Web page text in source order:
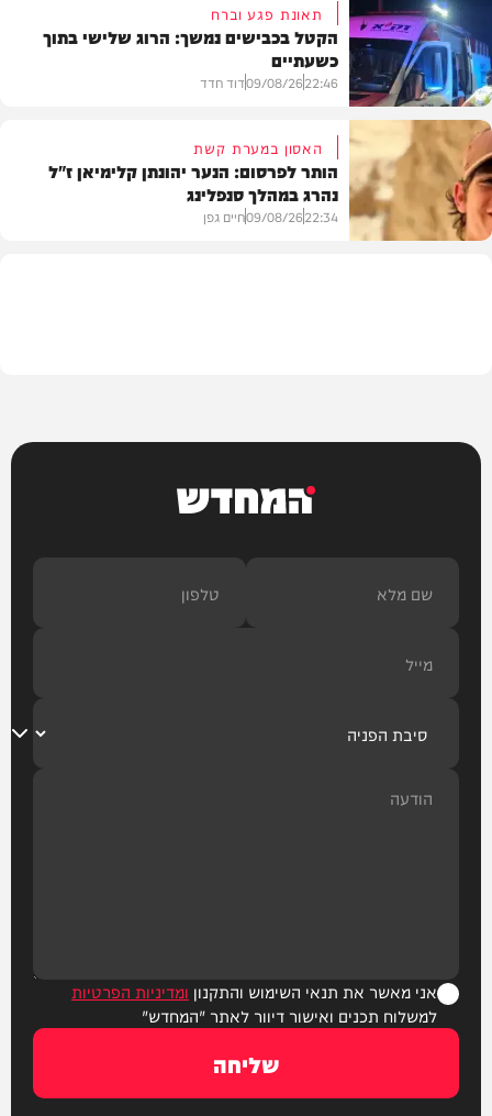
וידאו
תאונת פגע וברח
הקטל בכבישים נמשך: הרוג שלישי בתוך
כשעתיים
22:46
09/08/26דוד חדד
האסון במערת קשת
הותר לפרסום: הנער יהונתן קלימיאן ז"ל
נהרג במהלך סנפלינג
22:34
09/08/26חיים גפן
המחדש
אני מאשר את תנאי השימוש והתקנון ומדיניות הפרטיות
למשלוח תכנים ואישור דיוור לאתר "המחדש"
שליחה